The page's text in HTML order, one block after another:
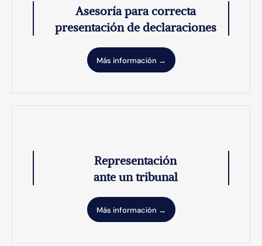
Asesoría para correcta
presentación de declaraciones
Más información →
Representación
ante un tribunal
Más información →